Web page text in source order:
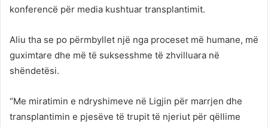
konferencë për media kushtuar transplantimit.
Aliu tha se po përmbyllet një nga proceset më humane, më
guximtare dhe më të suksesshme të zhvilluara në
shëndetësi.
“Me miratimin e ndryshimeve në Ligjin për marrjen dhe
transplantimin e pjesëve të trupit të njeriut për qëllime